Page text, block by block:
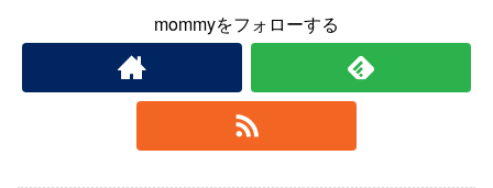
mommyをフォローする